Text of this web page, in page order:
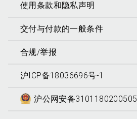
使用条款和隐私声明
交付与付款的一般条件
合规/举报
沪ICP备18036696号-1
沪公网安备